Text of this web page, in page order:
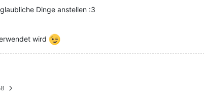
Dinge anstellen :3
wird